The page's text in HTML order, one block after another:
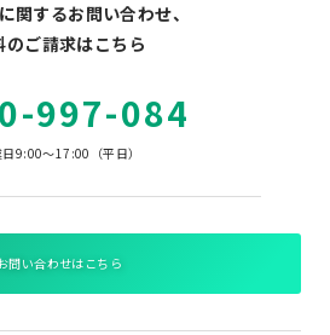
関するお問い合わせ、
のご請求はこちら
997-084
日9:00～17:00（平日）
問い合わせはこちら